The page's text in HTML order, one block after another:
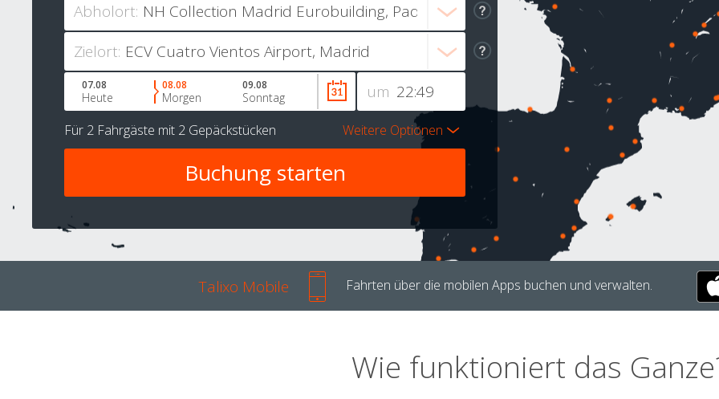
Abholort:
Zielort:
um
07.08
Heute
08.08
Morgen
09.08
Sonntag
Für 2 Fahrgäste mit 2 Gepäckstücken Weitere Optionen
Talixo Mobile Fahrten über die mobilen Apps buchen und verwalten.
Wie funktioniert das